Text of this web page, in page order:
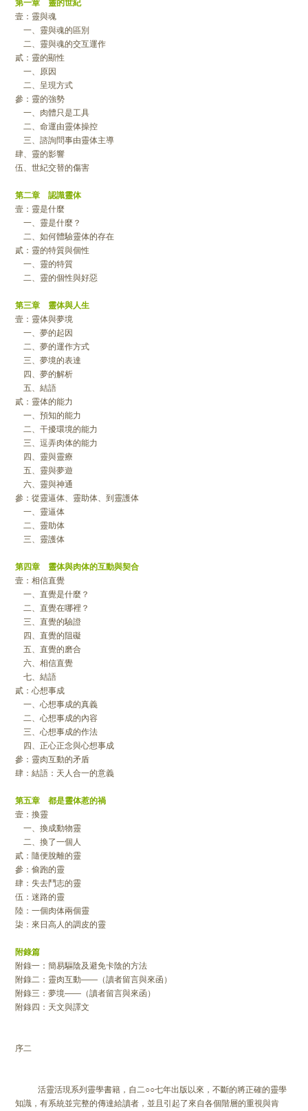
第一章 靈的世紀
壹：靈與魂
一、靈與魂的區別
二、靈與魂的交互運作
貳：靈的顯性
一、原因
二、呈現方式
參：靈的強勢
一、肉體只是工具
二、命運由靈体操控
三、諮詢問事由靈体主導
肆、靈的影響
伍、世紀交替的傷害
第二章 認識靈体
壹：靈是什麼
一、靈是什麼？
二、如何體驗靈体的存在
貳：靈的特質與個性
一、靈的特質
二、靈的個性與好惡
第三章 靈体與人生
壹：靈体與夢境
一、夢的起因
二、夢的運作方式
三、夢境的表達
四、夢的解析
五、結語
貳：靈体的能力
一、預知的能力
二、干擾環境的能力
三、逗弄肉体的能力
四、靈與靈療
五、靈與夢遊
六、靈與神通
參：從靈逼体、靈助体、到靈護体
一、靈逼体
二、靈助体
三、靈護体
第四章 靈体與肉体的互動與契合
壹：相信直覺
一、直覺是什麼？
二、直覺在哪裡？
三、直覺的驗證
四、直覺的阻礙
五、直覺的磨合
六、相信直覺
七、結語
貳：心想事成
一、心想事成的真義
二、心想事成的內容
三、心想事成的作法
四、正心正念與心想事成
參：靈肉互動的矛盾
肆：結語：天人合一的意義
第五章 都是靈体惹的禍
壹：換靈
一、換成動物靈
二、換了一個人
貳：隨便脫離的靈
參：偷跑的靈
肆：失去鬥志的靈
伍：迷路的靈
陸：一個肉体兩個靈
柒：來日高人的調皮的靈
附錄篇
附錄一：簡易驅陰及避免卡陰的方法
附錄二：靈肉互動——（讀者留言與來函）
附錄三：夢境——（讀者留言與來函）
附錄四：天文與譯文
序二
活靈活現系列靈學書籍，自二○○七年出版以來，不斷的將正確的靈學
知識，有系統並完整的傳達給讀者，並且引起了來自各個階層的重視與肯